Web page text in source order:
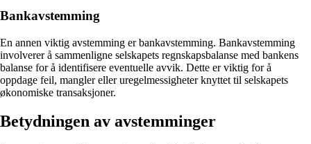
Bankavstemming
En annen viktig avstemming er bankavstemming. Bankavstemming
involverer å sammenligne selskapets regnskapsbalanse med bankens
balanse for å identifisere eventuelle avvik. Dette er viktig for å
oppdage feil, mangler eller uregelmessigheter knyttet til selskapets
økonomiske transaksjoner.
Betydningen av avstemminger